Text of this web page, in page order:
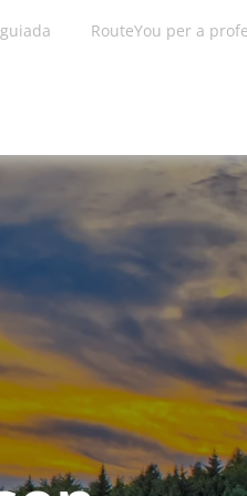
RouteYou per a